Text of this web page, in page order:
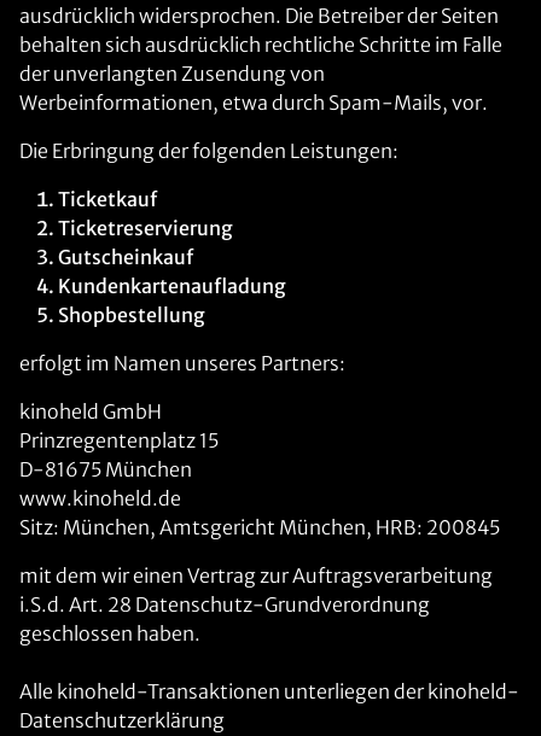
ausdrücklich widersprochen. Die Betreiber der Seiten
behalten sich ausdrücklich rechtliche Schritte im Falle
der unverlangten Zusendung von
Werbeinformationen, etwa durch Spam-Mails, vor.
Die Erbringung der folgenden Leistungen:
Ticketkauf
Ticketreservierung
Gutscheinkauf
Kundenkartenaufladung
Shopbestellung
erfolgt im Namen unseres Partners:
kinoheld GmbH
Prinzregentenplatz 15
D-81675 München
www.kinoheld.de
Sitz: München, Amtsgericht München, HRB: 200845
mit dem wir einen Vertrag zur Auftragsverarbeitung
i.S.d. Art. 28 Datenschutz-Grundverordnung
geschlossen haben.
Alle kinoheld-Transaktionen unterliegen der kinoheld-
Datenschutzerklärung